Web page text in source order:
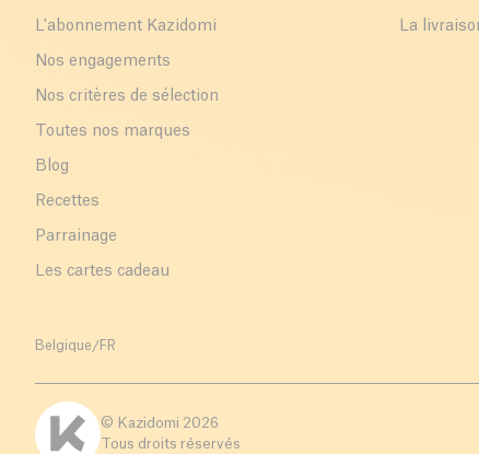
L'abonnement Kazidomi
Nos engagements
Nos critères de sélection
Toutes nos marques
Blog
Recettes
Parrainage
Les cartes cadeau
La
Belgique /FR
© Kazidomi 2026
Tous droits réservés